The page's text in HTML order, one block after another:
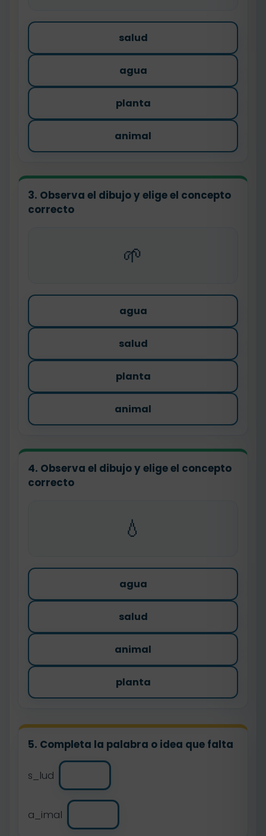
salud
agua
planta
animal
3. Observa el dibujo y elige el concepto
correcto
🌱
agua
salud
planta
animal
4. Observa el dibujo y elige el concepto
correcto
💧
agua
salud
animal
planta
5. Completa la palabra o idea que falta
s_lud
a_imal